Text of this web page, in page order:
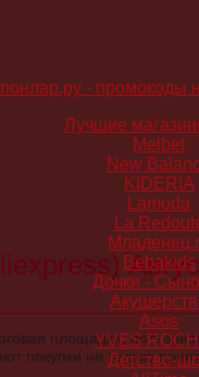
площадка,
покупки не только
Лучшие
Melbet
New
KIDERIA
Lamoda
La
Bebakids
Дочки -
Asos
YVES
Детство-